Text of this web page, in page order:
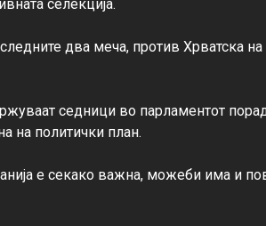
селекција.
два меча, против Хрватска
седници во парламентот
на политички план.
е секако важна, можеби има и